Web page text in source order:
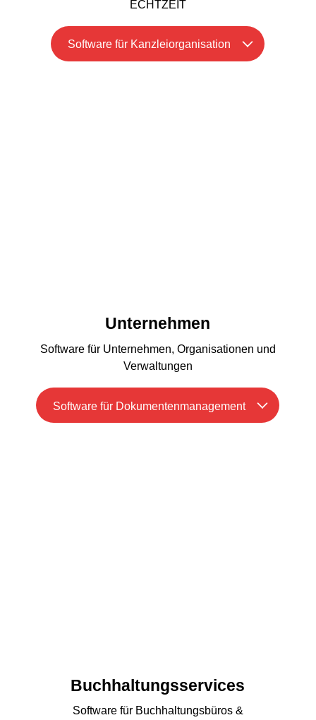
ECHTZEIT
Software für Kanzleiorganisation
Unternehmen
Software für Unternehmen, Organisationen und
Verwaltungen
Software für Dokumentenmanagement
Buchhaltungsservices
Software für Buchhaltungsbüros &